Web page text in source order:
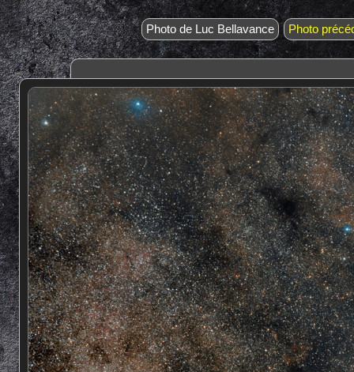
Photo de Luc Bellavance Photo